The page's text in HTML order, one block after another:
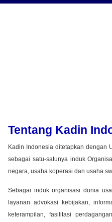
Tentang Kadin
Kadin Indonesia ditetapkan dengan
sebagai satu-satunya induk
negara, usaha koperasi dan usaha
Sebagai induk organisasi dunia
layanan advokasi kebijakan,
keterampilan, fasilitasi